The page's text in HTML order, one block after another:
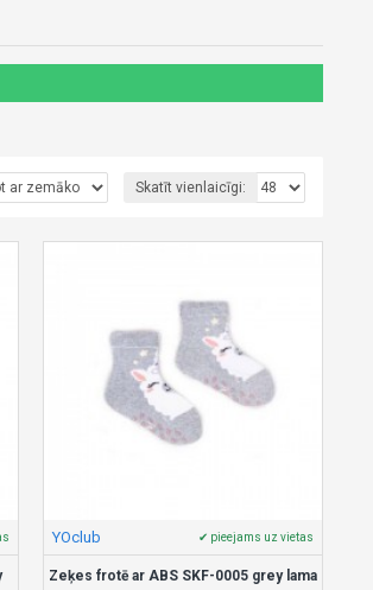
Skatīt vienlaicīgi:
YOclub ✔ pieejams uz vietas
Zeķes frotē ar ABS SKF-0005 grey lama